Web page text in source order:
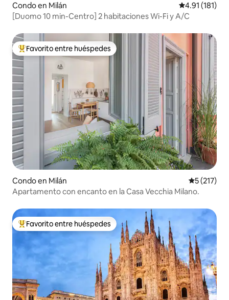
Condo en Milán Calificación
4.91 (181)
[Duomo 10 min-Centro] 2 habitaciones Wi-Fi y A/C
Favorito entre huéspedes preferido
Favorito entre huéspedes
Condo en Milán
5 (217)
Apartamento con encanto en la Casa Vecchia Milano.
Favorito entre huéspedes preferido
Favorito entre huéspedes